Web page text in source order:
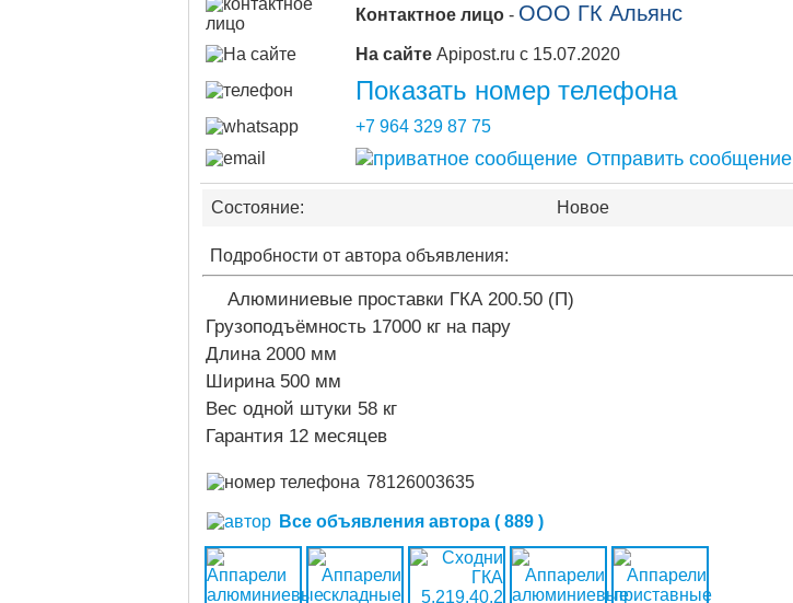
Контактное лицо - ООО ГК Альянс
На сайте Apipost.ru с 15.07.2020
Показать номер телефона
+7 964 329 87 75
Отправить сообщение
Состояние: Новое
Подробности от автора объявления:
Алюминиевые проставки ГКА 200.50 (П)
Грузоподъёмность 17000 кг на пару
Длина 2000 мм
Ширина 500 мм
Вес одной штуки 58 кг
Гарантия 12 месяцев
78126003635
Все объявления автора ( 889 )